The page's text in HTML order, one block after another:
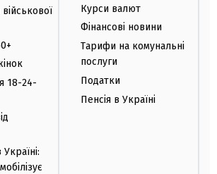
18-24-
Україні:
Курси валют
Фінансові новини
Тарифи на комунальні
послуги
Податки
Пенсія в Україні